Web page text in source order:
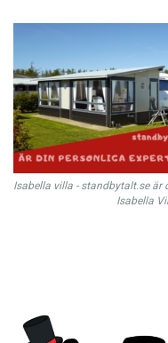
Isabella villa - standbytalt.se är
Isabella